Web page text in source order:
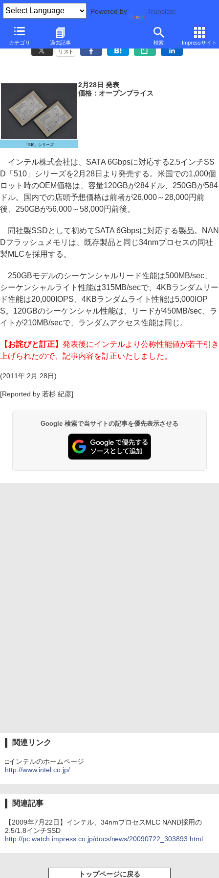
Powered by Translate
カテゴリ 過去記事 検索 Impressサイト
インテル、SATA 6Gbps対応SSD「510」シリーズ
リスト
「510」シリーズ
2月28日 発表
価格：オープンプライス
インテル株式会社は、SATA 6Gbpsに対応する2.5インチSS
D「510」シリーズを2月28日より発売する。米国での1,000個
ロット時のOEM価格は、容量120GBが284ドル、250GBが584
ドル。国内での店頭予想価格は前者が26,000～28,000円前
後、250GBが56,000～58,000円前後。
同社製SSDとして初めてSATA 6Gbpsに対応する製品。NAN
Dフラッシュメモリは、既存製品と同じ34nmプロセスの同社
製MLCを採用する。
250GBモデルのシーケンシャルリード性能は500MB/sec、
シーケンシャルライト性能は315MB/secで、4KBランダムリー
ド性能は20,000IOPS、4KBランダムライト性能は5,000IOP
S。120GBのシーケンシャル性能は、リードが450MB/sec、ラ
イトが210MB/secで、ランダムアクセス性能は同じ。
【お詫びと訂正】 発表後にインテルより公称性能値が若干引き
上げられたので、記事内容を訂正いたしました。
(2011年 2月 28日)
[Reported by 若杉 紀彦]
Google 検索で当サイトの記事を優先表示させる
関連リンク
□インテルのホームページ
http://www.intel.co.jp/
関連記事
【2009年7月22日】インテル、34nmプロセスMLC NAND採用の
2.5/1.8インチSSD
http://pc.watch.impress.co.jp/docs/news/20090722_303893.html
トップページに戻る